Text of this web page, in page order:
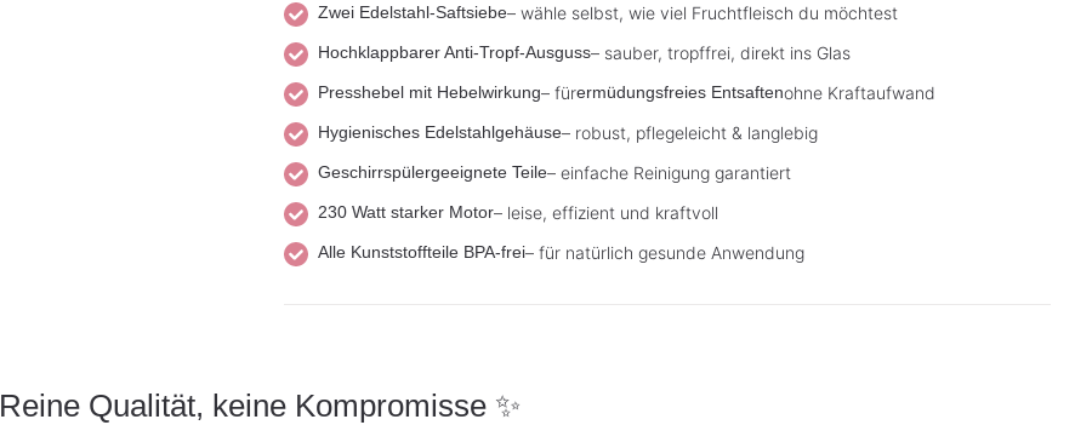
Zwei Edelstahl-Saftsiebe– wähle selbst, wie viel Fruchtfleisch du möchtest
Hochklappbarer Anti-Tropf-Ausguss– sauber, tropffrei, direkt ins Glas
Presshebel mit Hebelwirkung– fürermüdungsfreies Entsaftenohne Kraftaufwand
Hygienisches Edelstahlgehäuse– robust, pflegeleicht & langlebig
Geschirrspülergeeignete Teile– einfache Reinigung garantiert
230 Watt starker Motor– leise, effizient und kraftvoll
Alle Kunststoffteile BPA-frei– für natürlich gesunde Anwendung
Reine Qualität, keine Kompromisse ✨